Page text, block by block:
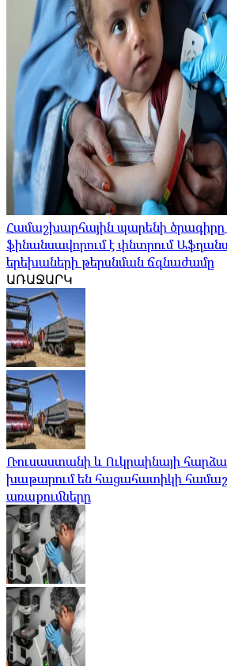
Համաշխարհային պարենի
ֆինանսավորում է փնտրում
երեխաների թերսնման ճգնաժամը
ԱՌԱՋԱՐԿ
Ռուսաստանի և Ուկրաինայի
խաթարում են հացահատիկի
առաքումները